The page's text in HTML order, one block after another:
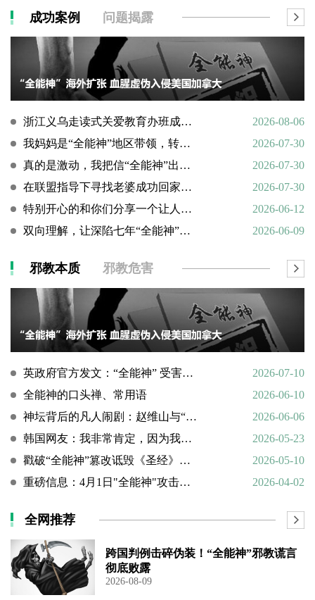
成功案例 问题揭露
浙江义乌走读式关爱教育办班成功转化9名“全能神”“全范围教会”等邪教人员
2026-08-06
我妈妈是“全能神”地区带领，转化情况好转
2026-07-30
真的是激动，我把信“全能神”出走的老婆找了回来
2026-07-30
在联盟指导下寻找老婆成功回家回顾
2026-07-30
特别开心的和你们分享一个让人欣慰的好消息
2026-06-12
双向理解，让深陷七年“全能神”的母亲彻底醒悟
2026-06-09
邪教本质 邪教危害
英政府官方发文：“全能神” 受害说辞不实，英国拒为邪教提供庇护
2026-07-10
全能神的口头禅、常用语
2026-06-10
神坛背后的凡人闹剧：赵维山与“女基督”杨向斌的隐秘家庭史
2026-06-06
韩国网友：我非常肯定，因为我亲眼所见。
2026-05-23
戳破“全能神”篡改诋毁《圣经》的荒谬本质
2026-05-10
重磅信息：4月1日"全能神"攻击天主教
2026-04-02
全网推荐
跨国判例击碎伪装！“全能神”邪教谎言
彻底败露
2026-08-09